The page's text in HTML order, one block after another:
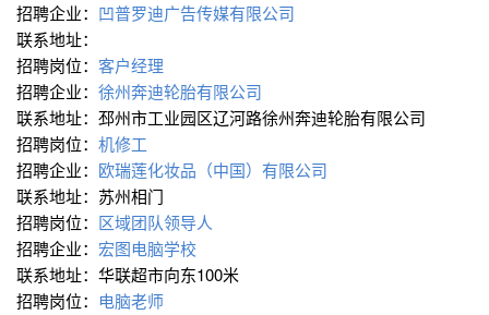
招聘企业： 凹普罗迪广告传媒有限公司
联系地址：
招聘岗位： 客户经理
招聘企业： 徐州奔迪轮胎有限公司
联系地址：邳州市工业园区辽河路徐州奔迪轮胎有限公司
招聘岗位： 机修工
招聘企业： 欧瑞莲化妆品（中国）有限公司
联系地址：苏州相门
招聘岗位： 区域团队领导人
招聘企业： 宏图电脑学校
联系地址：华联超市向东100米
招聘岗位： 电脑老师